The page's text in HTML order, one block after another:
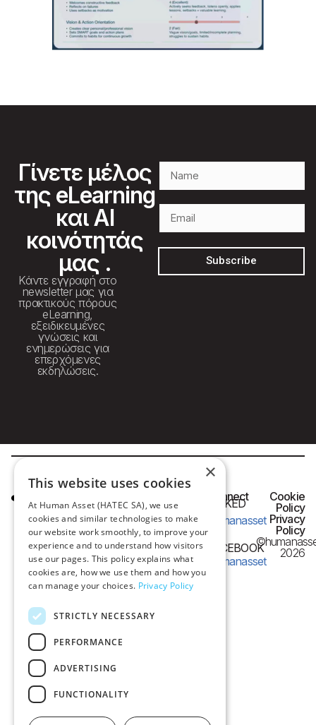
Γίνετε μέλος
της eLearning
και AI
κοινότητάς
μας .
Κάντε εγγραφή στο
newsletter μας για
πρακτικούς πόρους
eLearning,
εξειδικευμένες
γνώσεις και
ενημερώσεις για
επερχόμενες
εκδηλώσεις.
Subscribe
Frangon 13,
54626 Thessaloniki,
Greece
e-mail:
info@humanasset.com
Connect
LINKED
humanasset
FACEBOOK
humanasset
Cookie
Policy
Privacy
Policy
2026
×
This website uses cookies
At Human Asset (HATEC SA), we use
cookies and similar technologies to make
our website work smoothly, to improve your
experience and to understand how visitors
use our pages. This policy explains what
cookies are, how we use them and how you
can manage your choices. Privacy Policy
STRICTLY NECESSARY
PERFORMANCE
ADVERTISING
FUNCTIONALITY